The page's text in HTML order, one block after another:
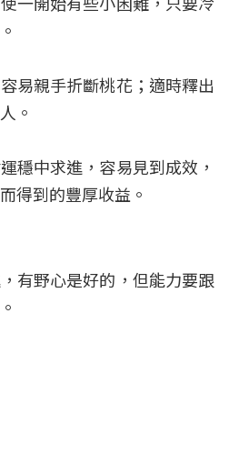
易親手折斷桃花；適時釋出
。
穩中求進，容易見到成效，
得到的豐厚收益。
有野心是好的，但能力要跟